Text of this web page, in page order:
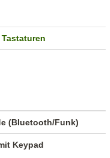
(Bluetooth/Funk)
Keypad